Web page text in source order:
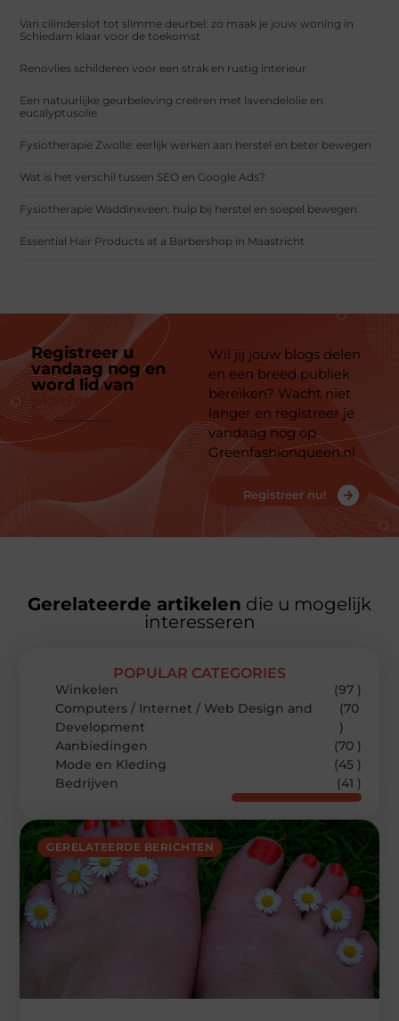
Van cilinderslot tot slimme deurbel: zo maak je jouw woning in
Schiedam klaar voor de toekomst
Renovlies schilderen voor een strak en rustig interieur
Een natuurlijke geurbeleving creëren met lavendelolie en
eucalyptusolie
Fysiotherapie Zwolle: eerlijk werken aan herstel en beter bewegen
Wat is het verschil tussen SEO en Google Ads?
Fysiotherapie Waddinxveen: hulp bij herstel en soepel bewegen
Essential Hair Products at a Barbershop in Maastricht
Registreer u
vandaag nog en
word lid van
platform
Wil jij jouw blogs delen
en een breed publiek
bereiken? Wacht niet
langer en registreer je
vandaag nog op
Greenfashionqueen.nl
Registreer nu!
Gerelateerde artikelen die u mogelijk
interesseren
GERELATEERDE BERICHTEN
POPULAR CATEGORIES
Winkelen
(97 )
Computers / Internet / Web Design and
Development
(70
)
Aanbiedingen
(70 )
Mode en Kleding
(45 )
Bedrijven
(41 )